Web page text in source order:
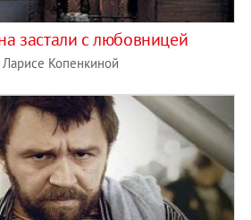
застали с любовницей
Копенкиной